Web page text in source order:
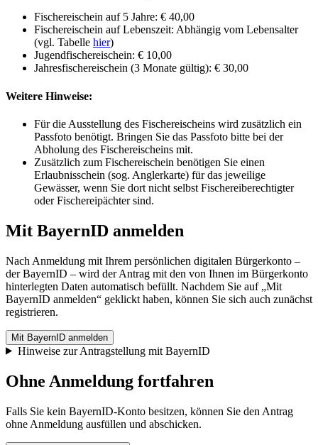
Fischereischein auf 5 Jahre: € 40,00
Fischereischein auf Lebenszeit: Abhängig vom Lebensalter
(vgl. Tabelle hier)
Jugendfischereischein: € 10,00
Jahresfischereischein (3 Monate gültig): € 30,00
Weitere Hinweise:
Für die Ausstellung des Fischereischeins wird zusätzlich ein
Passfoto benötigt. Bringen Sie das Passfoto bitte bei der
Abholung des Fischereischeins mit.
Zusätzlich zum Fischereischein benötigen Sie einen
Erlaubnisschein (sog. Anglerkarte) für das jeweilige
Gewässer, wenn Sie dort nicht selbst Fischereiberechtigter
oder Fischereipächter sind.
Mit BayernID anmelden
Nach Anmeldung mit Ihrem persönlichen digitalen Bürgerkonto –
der BayernID – wird der Antrag mit den von Ihnen im Bürgerkonto
hinterlegten Daten automatisch befüllt. Nachdem Sie auf „Mit
BayernID anmelden“ geklickt haben, können Sie sich auch zunächst
registrieren.
Mit BayernID anmelden
Hinweise zur Antragstellung mit BayernID
Ohne Anmeldung fortfahren
Falls Sie kein BayernID-Konto besitzen, können Sie den Antrag
ohne Anmeldung ausfüllen und abschicken.